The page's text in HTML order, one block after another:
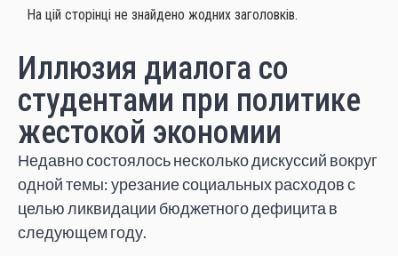
На цій сторінці не знайдено жодних заголовків.
Иллюзия диалога со
студентами при политике
жестокой экономии
Недавно состоялось несколько дискуссий вокруг
одной темы: урезание социальных расходов с
целью ликвидации бюджетного дефицита в
следующем году.